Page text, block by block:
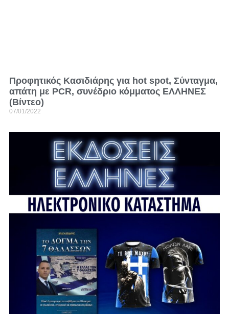
Προφητικός Κασιδιάρης για hot spot, Σύνταγμα,
απάτη με PCR, συνέδριο κόμματος ΕΛΛΗΝΕΣ
(Βίντεο)
07/01/2022